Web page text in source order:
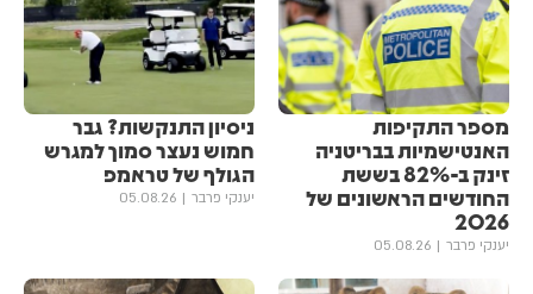
מספר התקיפות
האנטישמיות בבריטניה
זינק ב-82% בששת
החודשים הראשונים של
2026
יענקי פרבר 05.08.26
ניסיון התנקשות? גבר
חמוש נעצר סמוך למגרש
הגולף של טראמפ
יענקי פרבר 05.08.26